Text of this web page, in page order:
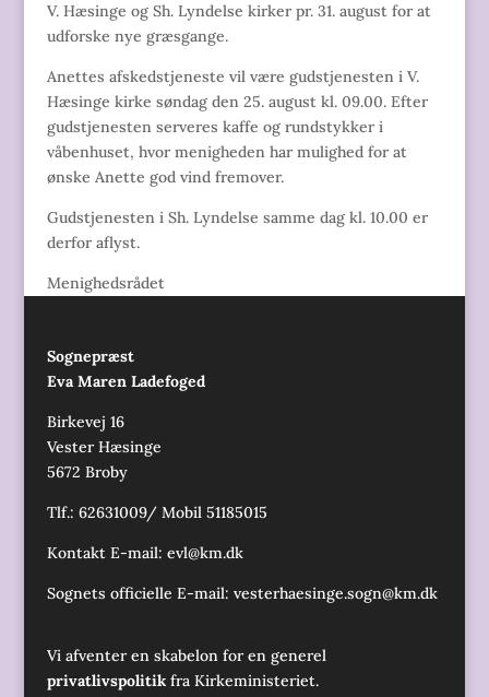
V. Hæsinge og Sh. Lyndelse kirker pr. 31. august for at
udforske nye græsgange.
Anettes afskedstjeneste vil være gudstjenesten i V.
Hæsinge kirke søndag den 25. august kl. 09.00. Efter
gudstjenesten serveres kaffe og rundstykker i
våbenhuset, hvor menigheden har mulighed for at
ønske Anette god vind fremover.
Gudstjenesten i Sh. Lyndelse samme dag kl. 10.00 er
derfor aflyst.
Menighedsrådet
Sognepræst
Eva Maren Ladefoged
Birkevej 16
Vester Hæsinge
5672 Broby
Tlf.: 62631009/ Mobil 51185015
Kontakt E-mail: evl@km.dk
Sognets officielle E-mail: vesterhaesinge.sogn@km.dk
Vi afventer en skabelon for en generel
privatlivspolitikfra Kirkeministeriet.